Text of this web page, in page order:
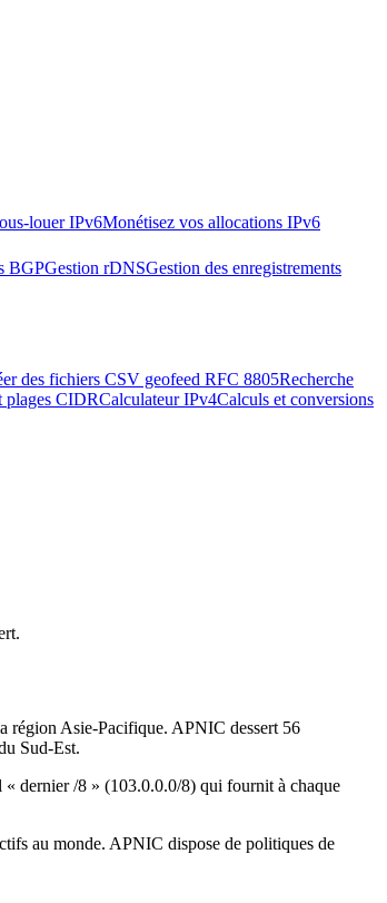
louer IPv6Monétisez vos allocations IPv6
BGPGestion rDNSGestion des enregistrements
des fichiers CSV geofeed RFC 8805Recherche
plages CIDRCalculateur IPv4Calculs et conversions
région Asie-Pacifique. APNIC dessert 56
Sud-Est.
dernier /8 » (103.0.0.0/8) qui fournit à chaque
au monde. APNIC dispose de politiques de